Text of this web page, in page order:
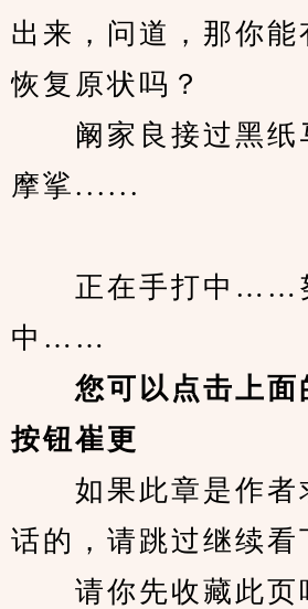
出来，问道，那你能
恢复原状吗？
阚家良接过黑纸
摩挲......
正在手打中……
中……
您可以点击上面
按钮崔更
如果此章是作者
话的，请跳过继续看
请你先收藏此页